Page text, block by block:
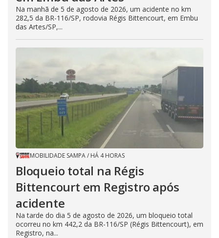
Na manhã de 5 de agosto de 2026, um acidente no km
282,5 da BR-116/SP, rodovia Régis Bittencourt, em Embu
das Artes/SP,...
MOBILIDADE SAMPA/ HÁ 4 HORAS
Bloqueio total na Régis
Bittencourt em Registro após
acidente
Na tarde do dia 5 de agosto de 2026, um bloqueio total
ocorreu no km 442,2 da BR-116/SP (Régis Bittencourt), em
Registro, na...